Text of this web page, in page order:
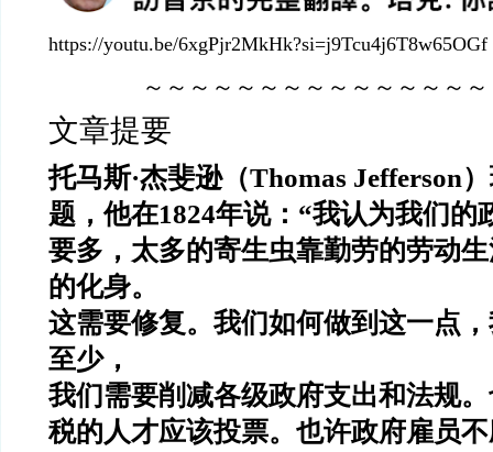
https://youtu.be/6xgPjr2MkHk?si=j9Tcu4j6T8w65OGf
～～～～～～～～～～～～～～
文章提要
托马斯·杰斐逊（Thomas Jefferson
题，他在1824年说：“我认为我们的
要多，太多的寄生虫靠勤劳的劳动
的化身。
这需要修复。我们如何做到这一点
至少，
我们需要削减各级政府支出和法规
税的人才应该投票。也许政府雇员